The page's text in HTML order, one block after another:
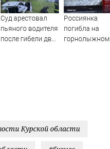
Суд арестовал
пьяного водителя
после гибели двух
Россиянка
погибла на
горнолыжном
Курской области